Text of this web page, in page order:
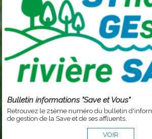
Bulletin informations "Save et Vous"
Retrouvez le 21ème numéro du bulletin
de gestion de la Save et de ses affluents.
VOIR